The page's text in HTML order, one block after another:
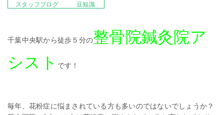
スタッフブログ 豆知識
千葉中央駅から徒歩５分の整骨院鍼灸院ア
シスト です！
毎年、花粉症に悩まされている方も多いのではないでしょうか？